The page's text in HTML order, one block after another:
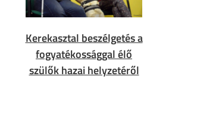
Kerekasztal beszélgetés a
fogyatékossággal élő
szülők hazai helyzetéről